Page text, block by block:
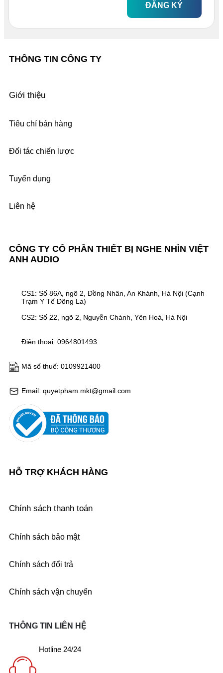
ĐĂNG KÝ
CÔNG TY CỔ PHẦN THIẾT BỊ NGHE NHÌN VIỆT
ANH AUDIO
Email: quyetpham.mkt@gmail.com
Mã số thuế: 0109921400
Điện thoại: 0964801493
CS1: Số 86A, ngõ 2, Đồng Nhân, An Khánh, Hà Nội (Cạnh
Trạm Y Tế Đông La)
CS2: Số 22, ngõ 2, Nguyễn Chánh, Yên Hoà, Hà Nội
THÔNG TIN CÔNG TY
Giới thiệu
Tiêu chí bán hàng
Đối tác chiến lược
Tuyển dụng
Liên hệ
HỖ TRỢ KHÁCH HÀNG
Chính sách thanh toán
Chính sách bảo mật
Chính sách đổi trả
Chính sách vận chuyển
THÔNG TIN LIÊN HỆ
Hotline 24/24